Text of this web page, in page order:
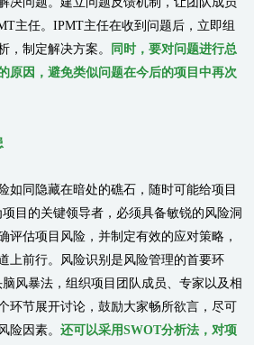
主任。IPMT主任在收到问题后，立即组
，制定解决方案。
同时，要对问题进行总
原因，避免类似问题在今后的项目中再次
如同隐藏在暗处的礁石，随时可能给项目
目的关键领导者，必须具备敏锐的风险洞
评估项目风险，并制定有效的应对策略，
上前行。风险识别是风险管理的首要环
风暴法，组织项目团队成员、专家以及相
环节展开讨论，鼓励大家畅所欲言，尽可
险因素。 还可以采用SWOT分析法，对项